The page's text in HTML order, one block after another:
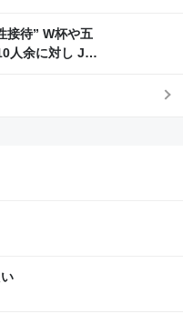
接待” W杯や五
人余に対し JNN